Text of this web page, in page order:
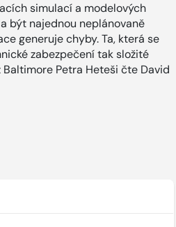
simulací a modelových
být najednou neplánovaně
generuje chyby. Ta, která se
zabezpečení tak složité
Petra Heteši čte David